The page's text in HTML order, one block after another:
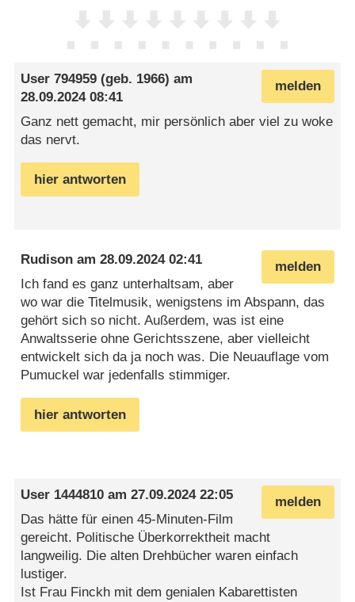
melden
User 794959 (geb. 1966) am
28.09.2024 08:41
Ganz nett gemacht, mir persönlich aber viel zu woke
das nervt.
hier antworten
melden
Rudison am28.09.2024 02:41
Ich fand es ganz unterhaltsam, aber
wo war die Titelmusik, wenigstens im Abspann, das
gehört sich so nicht. Außerdem, was ist eine
Anwaltsserie ohne Gerichtsszene, aber vielleicht
entwickelt sich da ja noch was. Die Neuauflage vom
Pumuckel war jedenfalls stimmiger.
hier antworten
melden
User 1444810 am27.09.2024 22:05
Das hätte für einen 45-Minuten-Film
gereicht. Politische Überkorrektheit macht
langweilig. Die alten Drehbücher waren einfach
lustiger.
Ist Frau Finckh mit dem genialen Kabarettisten